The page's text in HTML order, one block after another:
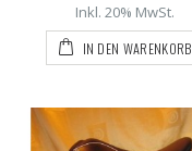
Inkl. 20% MwSt.
IN DEN WARENKORB